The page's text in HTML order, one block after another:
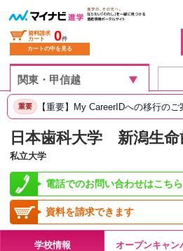
資料請求
カート
0件
カートの中を見る
重要 【重要】My CareerIDへの移行のご
日本歯科大学 新潟生命
私立大学
電話でのお問い合わせはこちら
資料を請求できます
学校情報 オープンキャン